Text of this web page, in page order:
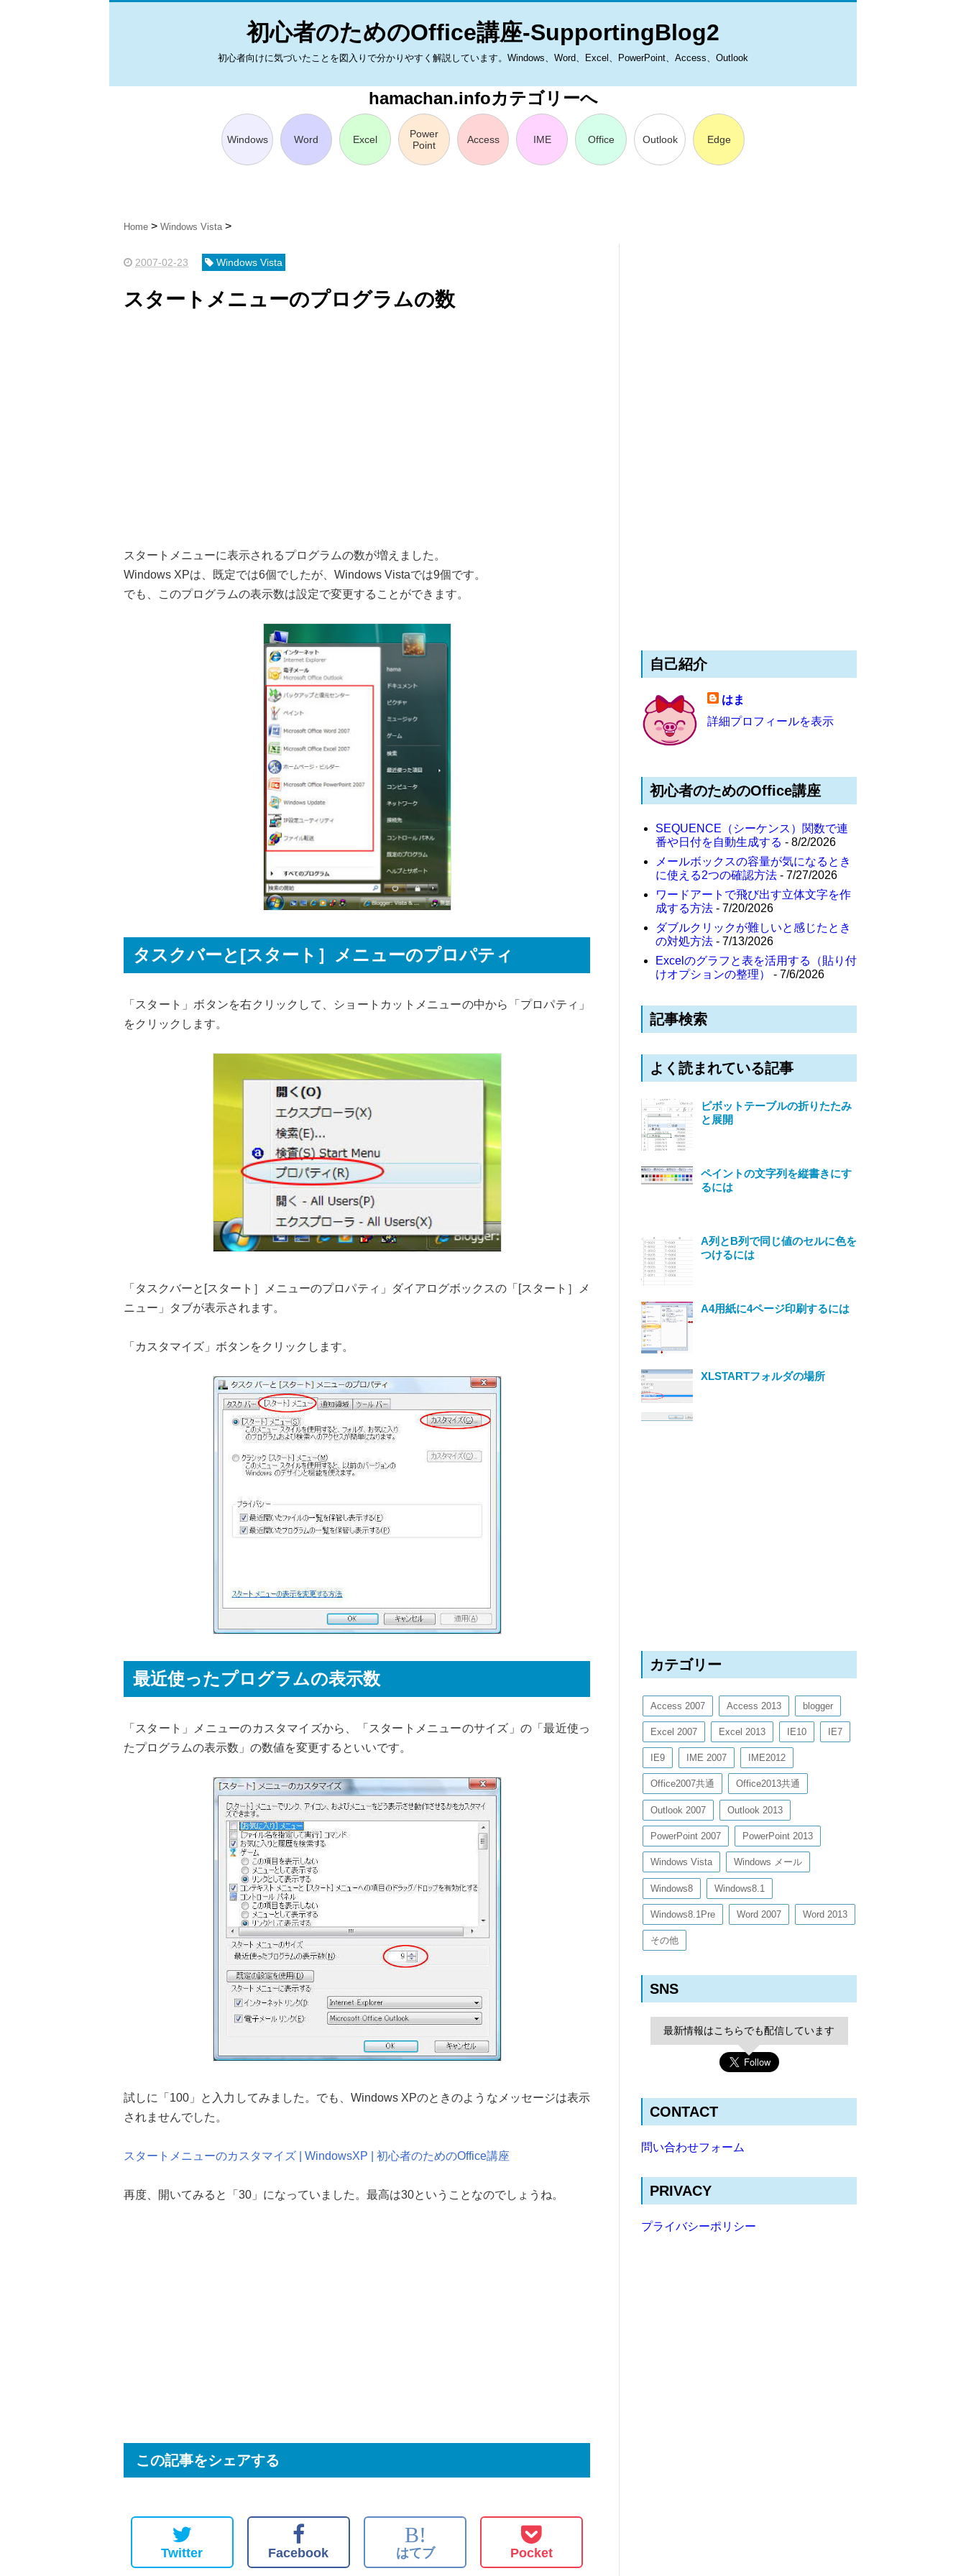
初心者のためのOffice講座-SupportingBlog2
初心者向けに気づいたことを図入りで分かりやすく解説しています。Windows、Word、Excel、PowerPoint、Access、Outlook
hamachan.infoカテゴリーへ
Windows Word Excel
Power
Point
Access IME Office Outlook Edge
Home Windows Vista
2007-02-23 Windows Vista
スタートメニューのプログラムの数
スタートメニューに表示されるプログラムの数が増えました。
Windows XPは、既定では6個でしたが、Windows Vistaでは9個です。
でも、このプログラムの表示数は設定で変更することができます。
タスクバーと[スタート］メニューのプロパティ
「スタート」ボタンを右クリックして、ショートカットメニューの中から「プロパティ」
をクリックします。
「タスクバーと[スタート］メニューのプロパティ」ダイアログボックスの「[スタート］メ
ニュー」タブが表示されます。
「カスタマイズ」ボタンをクリックします。
最近使ったプログラムの表示数
「スタート」メニューのカスタマイズから、「スタートメニューのサイズ」の「最近使っ
たプログラムの表示数」の数値を変更するといいです。
試しに「100」と入力してみました。でも、Windows XPのときのようなメッセージは表示
されませんでした。
スタートメニューのカスタマイズ | WindowsXP | 初心者のためのOffice講座
再度、開いてみると「30」になっていました。最高は30ということなのでしょうね。
この記事をシェアする
Twitter Facebook
B!
はてブ Pocket
自己紹介
はま
詳細プロフィールを表示
初心者のためのOffice講座
SEQUENCE（シーケンス）関数で連
番や日付を自動生成する - 8/2/2026
メールボックスの容量が気になるとき
に使える2つの確認方法 - 7/27/2026
ワードアートで飛び出す立体文字を作
成する方法 - 7/20/2026
ダブルクリックが難しいと感じたとき
の対処方法 - 7/13/2026
Excelのグラフと表を活用する（貼り付
けオプションの整理）
- 7/6/2026
記事検索
よく読まれている記事
ピボットテーブルの折りたたみ
と展開
ペイントの文字列を縦書きにす
るには
A列とB列で同じ値のセルに色を
つけるには
A4用紙に4ページ印刷するには
XLSTARTフォルダの場所
カテゴリー
Access 2007 Access 2013 blogger
Excel 2007 Excel 2013 IE10 IE7
IE9 IME 2007 IME2012
Office2007共通 Office2013共通
Outlook 2007 Outlook 2013
PowerPoint 2007 PowerPoint 2013
Windows Vista Windows メール
Windows8 Windows8.1
Windows8.1Pre Word 2007 Word 2013
その他
SNS
最新情報はこちらでも配信しています
CONTACT
問い合わせフォーム
PRIVACY
プライバシーポリシー